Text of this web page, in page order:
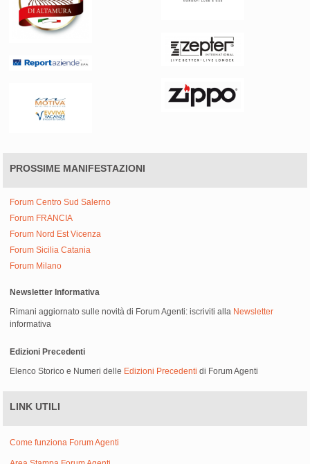
PROSSIME MANIFESTAZIONI
Forum Centro Sud Salerno
Forum FRANCIA
Forum Nord Est Vicenza
Forum Sicilia Catania
Forum Milano
Newsletter Informativa
Rimani aggiornato sulle novità di Forum Agenti: iscriviti alla Newsletter
informativa
Edizioni Precedenti
Elenco Storico e Numeri delle Edizioni Precedenti di Forum Agenti
LINK UTILI
Come funziona Forum Agenti